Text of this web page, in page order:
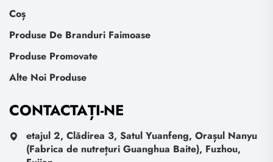
Coș
Produse De Branduri Faimoase
Produse Promovate
Alte Noi Produse
CONTACTAȚI-NE
etajul 2, Clădirea 3, Satul Yuanfeng, Orașul Nanyu
(Fabrica de nutrețuri Guanghua Baite), Fuzhou,